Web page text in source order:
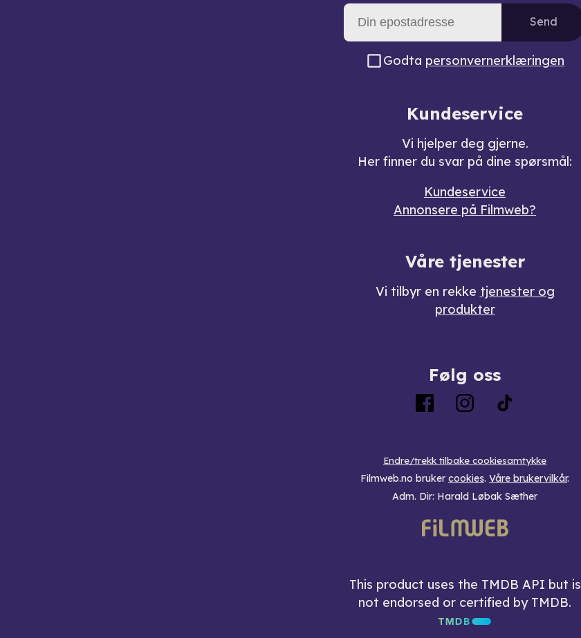
Send
Godta personvernerklæringen
Kundeservice
Vi hjelper deg gjerne.
Her finner du svar på dine spørsmål:
Kundeservice
Annonsere på Filmweb?
Våre tjenester
Vi tilbyr en rekke tjenester og
produkter
Følg oss
Endre/trekk tilbake cookiesamtykke
Filmweb.no bruker cookies. Våre brukervilkår.
Adm. Dir: Harald Løbak Sæther
This product uses the TMDB API but is
not endorsed or certified by TMDB.